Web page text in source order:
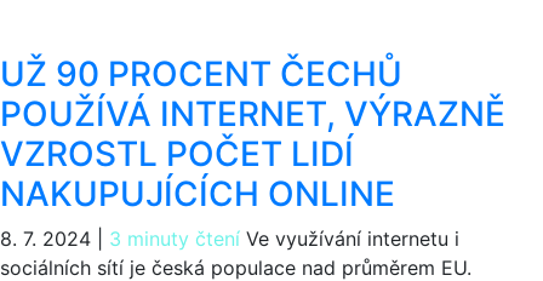
UŽ 90 PROCENT ČECHŮ
POUŽÍVÁ INTERNET, VÝRAZNĚ
VZROSTL POČET LIDÍ
NAKUPUJÍCÍCH ONLINE
8. 7. 2024 3 minuty čtení Ve využívání internetu i
sociálních sítí je česká populace nad průměrem EU.